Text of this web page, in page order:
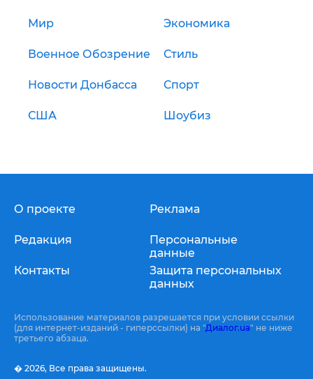
Мир Экономика
Военное Обозрение Стиль
Новости Донбасса Спорт
США Шоубиз
О проекте
Редакция
Контакты
Реклама
Персональные
данные
Защита персональных
данных
Использование материалов разрешается при условии ссылки
(для интернет-изданий - гиперссылки) на "Диалог.ua" не ниже
третьего абзаца.
� 2026, Все права защищены.